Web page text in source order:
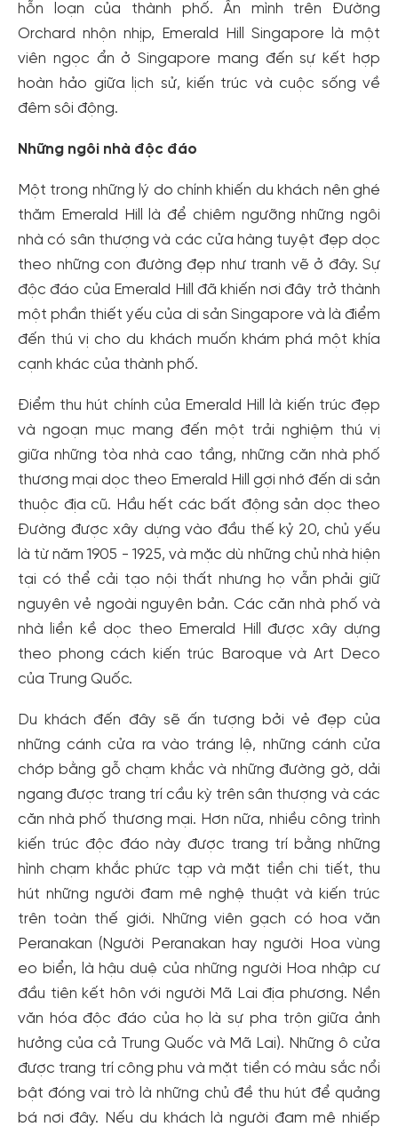
hỗn loạn của thành phố. Ẩn mình trên Đường
Orchard nhộn nhịp, Emerald Hill Singapore là một
viên ngọc ẩn ở Singapore mang đến sự kết hợp
hoàn hảo giữa lịch sử, kiến ​​trúc và cuộc sống về
đêm sôi động.
Những ngôi nhà độc đáo
Một trong những lý do chính khiến du khách nên ghé
thăm Emerald Hill là để chiêm ngưỡng những ngôi
nhà có sân thượng và các cửa hàng tuyệt đẹp dọc
theo những con đường đẹp như tranh vẽ ở đây. Sự
độc đáo của Emerald Hill đã khiến nơi đây trở thành
một phần thiết yếu của di sản Singapore và là điểm
đến thú vị cho du khách muốn khám phá một khía
cạnh khác của thành phố.
Điểm thu hút chính của Emerald Hill là kiến ​​trúc đẹp
và ngoạn mục mang đến một trải nghiệm thú vị
giữa những tòa nhà cao tầng, những căn nhà phố
thương mại dọc theo Emerald Hill gợi nhớ đến di sản
thuộc địa cũ. Hầu hết các bất động sản dọc theo
Đường được xây dựng vào đầu thế kỷ 20, chủ yếu
là từ năm 1905 - 1925, và mặc dù những chủ nhà hiện
tại có thể cải tạo nội thất nhưng họ vẫn phải giữ
nguyên vẻ ngoài nguyên bản. Các căn nhà phố và
nhà liền kề dọc theo Emerald Hill được xây dựng
theo phong cách kiến ​​trúc Baroque và Art Deco
của Trung Quốc.
Du khách đến đây sẽ ấn tượng bởi vẻ đẹp của
những cánh cửa ra vào tráng lệ, những cánh cửa
chớp bằng gỗ chạm khắc và những đường gờ, dải
ngang được trang trí cầu kỳ trên sân thượng và các
căn nhà phố thương mại. Hơn nữa, nhiều công trình
kiến ​​trúc độc đáo này được trang trí bằng những
hình chạm khắc phức tạp và mặt tiền chi tiết, thu
hút những người đam mê nghệ thuật và kiến ​​trúc
trên toàn thế giới. Những viên gạch có hoa văn
Peranakan (Người Peranakan hay người Hoa vùng
eo biển, là hậu duệ của những người Hoa nhập cư
đầu tiên kết hôn với người Mã Lai địa phương. Nền
văn hóa độc đáo của họ là sự pha trộn giữa ảnh
hưởng của cả Trung Quốc và Mã Lai). Những ô cửa
được trang trí công phu và mặt tiền có màu sắc nổi
bật đóng vai trò là những chủ đề thu hút để quảng
bá nơi đây. Nếu du khách là người đam mê nhiếp